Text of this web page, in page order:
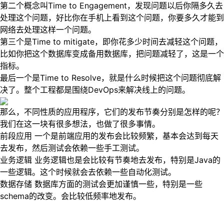
第二个概念叫Time to Engagement，发现问题以后你隔多久去
处理这个问题，好比你在手机上看到这个问题，你要多久才能到
网络去处理这样一个问题。
第三个是Time to mitigate，即你花多少时间去减轻这个问题，
比如你把这个数据库变成备用数据库，把问题减轻了，这是一个
指标。
最后一个是Time to Resolve，就是什么时候把这个问题彻底解
决了。整个工程都是围绕DevOps来解决线上的问题。
那么，不同性质的应用程序，它们的发布节奏分别是怎样的呢？
我们在这一块有很多想法，也做了很多事情。
前段应用 一个是前端应用的发布会比较频繁，基本会达到每天
去发布，然后测试会依赖一些手工测试。
业务逻辑 业务逻辑也是会比较有节奏地去发布，特别是Java的
一些逻辑。这个时候就会去依赖一些自动化测试。
数据存储 数据库方面的测试会更加谨慎一些，特别是一些
schema的改变。会比较低频率地发布。